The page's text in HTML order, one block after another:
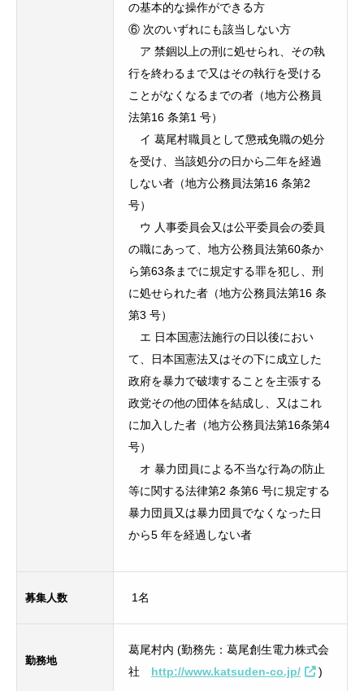
の基本的な操作ができる方
⑥ 次のいずれにも該当しない方
ア 禁錮以上の刑に処せられ、その執
行を終わるまで又はその執行を受ける
ことがなくなるまでの者（地方公務員
法第16 条第1 号）
イ 葛尾村職員として懲戒免職の処分
を受け、当該処分の日から二年を経過
しない者（地方公務員法第16 条第2
号）
ウ 人事委員会又は公平委員会の委員
の職にあって、地方公務員法第60条か
ら第63条までに規定する罪を犯し、刑
に処せられた者（地方公務員法第16 条
第3 号）
エ 日本国憲法施行の日以後におい
て、日本国憲法又はその下に成立した
政府を暴力で破壊することを主張する
政党その他の団体を結成し、又はこれ
に加入した者（地方公務員法第16条第4
号）
オ 暴力団員による不当な行為の防止
等に関する法律第2 条第6 号に規定する
暴力団員又は暴力団員でなくなった日
から5 年を経過しない者
募集人数 1名
勤務地
葛尾村内 (勤務先：葛尾創生電力株式会
社
http://www.katsuden-co.jp/ )